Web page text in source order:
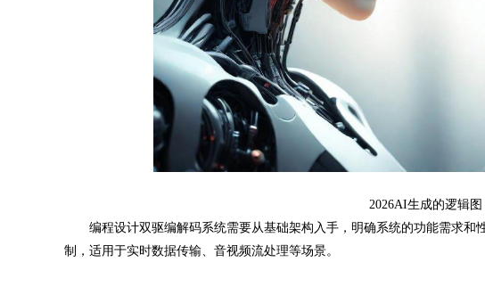
2026AI生成的逻辑
编程设计双驱编解码系统需要从基础架构入手，明确系统的功能需求和
制，适用于实时数据传输、音视频流处理等场景。